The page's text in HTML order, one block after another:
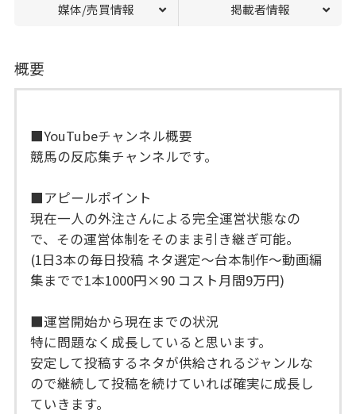
媒体/売買情報 掲載者情報
概要
■YouTubeチャンネル概要
競馬の反応集チャンネルです。
■アピールポイント
現在一人の外注さんによる完全運営状態なの
で、その運営体制をそのまま引き継ぎ可能。
(1日3本の毎日投稿 ネタ選定～台本制作～動画編
集までで1本1000円×90 コスト月間9万円)
■運営開始から現在までの状況
特に問題なく成長していると思います。
安定して投稿するネタが供給されるジャンルな
ので継続して投稿を続けていれば確実に成長し
ていきます。